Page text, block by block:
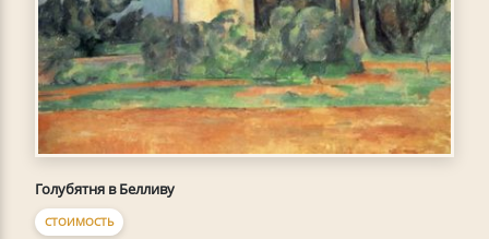
Голубятня в Белливу
СТОИМОСТЬ